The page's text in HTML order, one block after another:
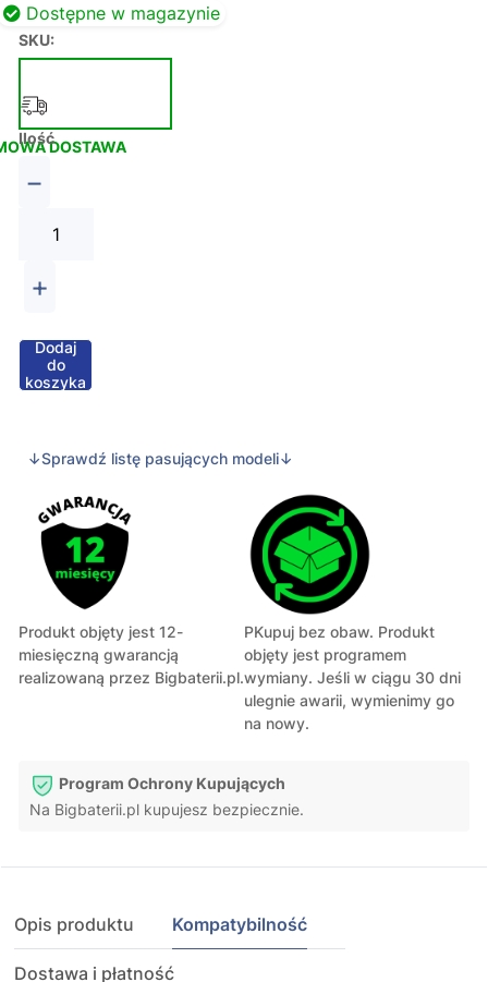
Dostępne w magazynie
SKU:
DOSTAWA
Ilość
−
+
Dodaj
do
koszyka
↓Sprawdź listę pasujących modeli↓
Produkt objęty jest 12-
miesięczną gwarancją
realizowaną przez Bigbaterii.pl.
PKupuj bez obaw. Produkt
objęty jest programem
wymiany. Jeśli w ciągu 30 dni
ulegnie awarii, wymienimy go
na nowy.
Program Ochrony Kupujących
Na Bigbaterii.pl kupujesz bezpiecznie.
Opis produktu Kompatybilność
Dostawa i płatność